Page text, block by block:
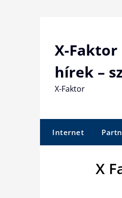
X-Faktor
hírek –
X-Faktor
Internet
X